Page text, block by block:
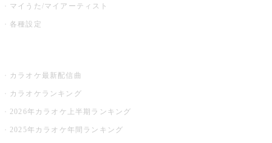
マイうた/マイアーティスト
各種設定
カラオケ最新配信曲
カラオケランキング
2026年カラオケ上半期ランキング
2025年カラオケ年間ランキング